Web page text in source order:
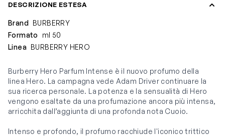
DESCRIZIONE ESTESA
Brand BURBERRY
Formato
ml 50
Linea BURBERRY HERO
Burberry Hero Parfum Intense è il nuovo profumo della
linea Hero. La campagna vede Adam Driver continuare la
sua ricerca personale. La potenza e la sensualità di Hero
vengono esaltate da una profumazione ancora più intensa,
arricchita dall’aggiunta di una profonda nota Cuoio.
Intenso e profondo, il profumo racchiude l'iconico trittico